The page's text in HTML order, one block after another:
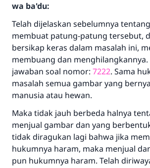
wa ba'du:
Telah dijelaskan sebelumnya
membuat patung-patung tersebut,
bersikap keras dalam masalah ini,
membuang dan menghilangkannya.
jawaban soal nomor: 7222. Sama
masalah semua gambar yang
manusia atau hewan.
Maka tidak jauh berbeda halnya
menjual gambar dan yang
tidak diragukan lagi bahwa jika
hukumnya haram, maka menjual
pun hukumnya haram. Telah